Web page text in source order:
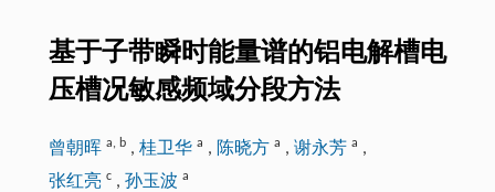
基于子带瞬时能量谱的铝电解槽电
压槽况敏感频域分段方法
曾朝晖 a, b, 桂卫华 a , 陈晓方 a , 谢永芳 a ,
张红亮 c, 孙玉波 a